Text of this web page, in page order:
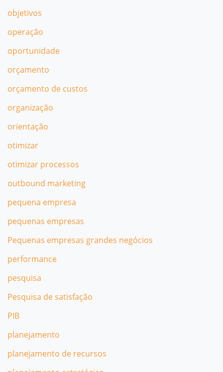
objetivos
operação
oportunidade
orçamento
orçamento de custos
organização
orientação
otimizar
otimizar processos
outbound marketing
pequena empresa
pequenas empresas
Pequenas empresas grandes negócios
performance
pesquisa
Pesquisa de satisfação
PIB
planejamento
planejamento de recursos